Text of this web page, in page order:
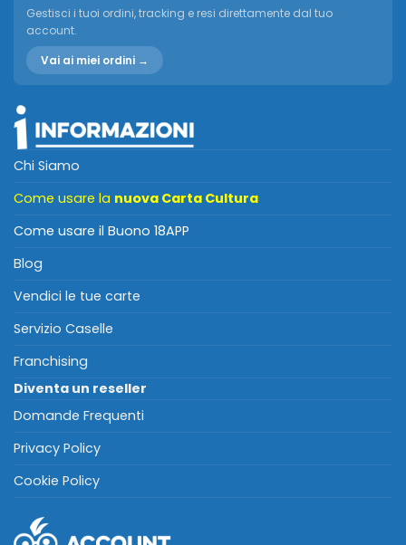
Gestisci i tuoi ordini, tracking e resi direttamente dal tuo
account.
Vai ai miei ordini →
Chi Siamo
Come usare la nuova Carta Cultura
Come usare il Buono 18APP
Blog
Vendici le tue carte
Servizio Caselle
Franchising
Diventa un reseller
Domande Frequenti
Privacy Policy
Cookie Policy